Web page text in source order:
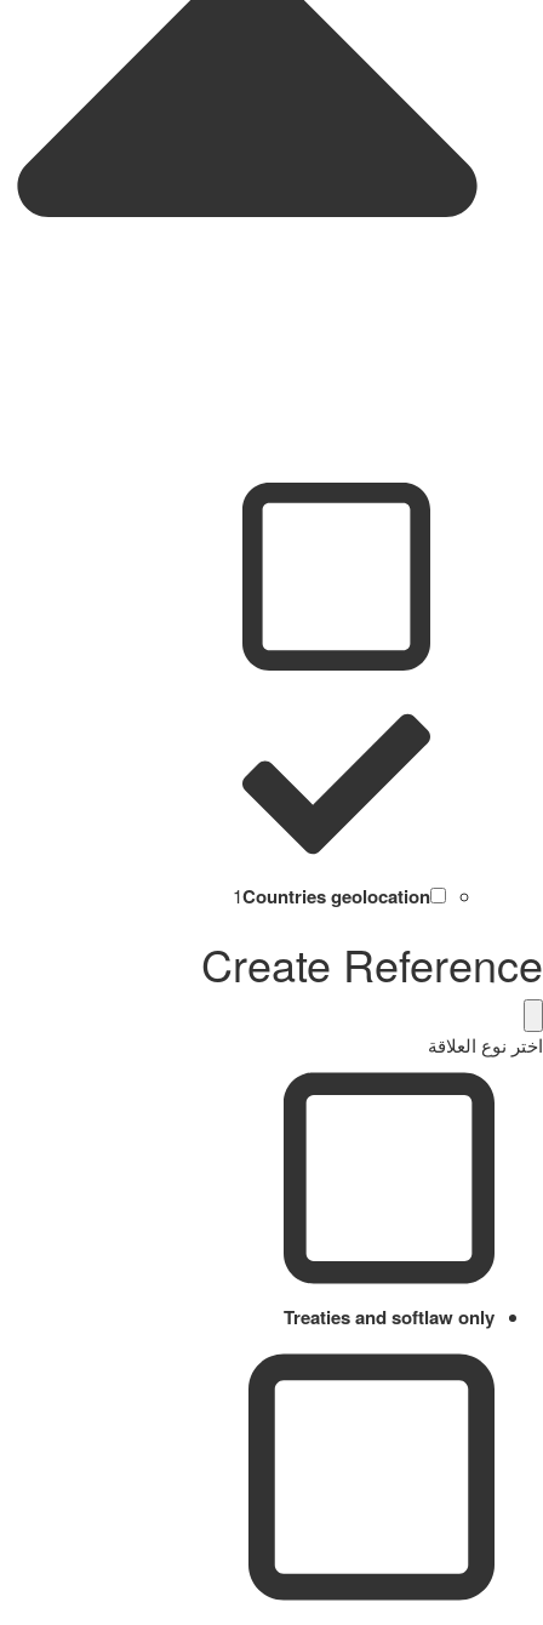
Countries geolocation
1
Create Reference
اختر نوع العلاقة
Treaties and softlaw only